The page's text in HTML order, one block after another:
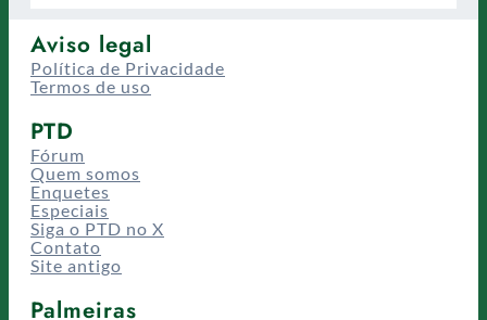
Aviso legal
Política de Privacidade
Termos de uso
PTD
Fórum
Quem somos
Enquetes
Especiais
Siga o PTD no X
Contato
Site antigo
Palmeiras